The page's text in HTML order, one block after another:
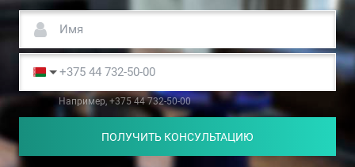
Например, +375 44 732-50-00
ПОЛУЧИТЬ КОНСУЛЬТАЦИЮ